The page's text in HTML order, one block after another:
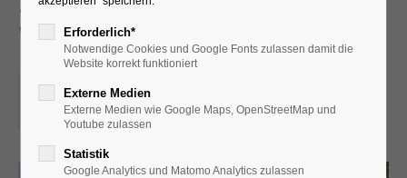
Wassermühle
06.07.2024, 14:30
ORT: SCHÄFERKÄMPER WASSERMÜHLE
Erforderlich*
Notwendige Cookies und Google Fonts zulassen damit die
Website korrekt funktioniert
Externe Medien
Externe Medien wie Google Maps, OpenStreetMap und
Youtube zulassen
Statistik
Google Analytics und Matomo Analytics zulassen